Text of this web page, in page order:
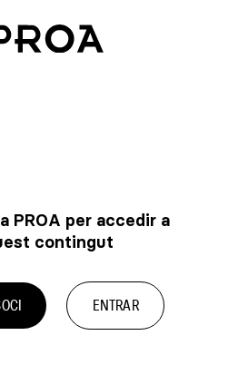
PROA per accedir a
contingut
ENTRAR